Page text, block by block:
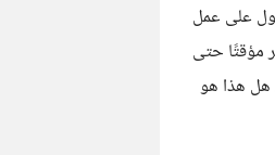
على عمل
مؤقتًا حتى
هل هذا هو